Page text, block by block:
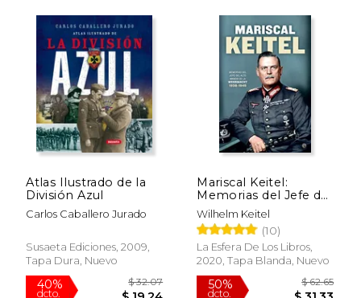
Atlas Ilustrado de la
División Azul
Carlos Caballero Jurado
Susaeta Ediciones, 2009,
Tapa Dura, Nuevo
Mariscal Keitel:
Memorias del Jefe del
Alto Mando de la
Wehrmacht. 1938-
1945
Wilhelm Keitel
(10)
La Esfera De Los Libros,
2020, Tapa Blanda, Nuevo